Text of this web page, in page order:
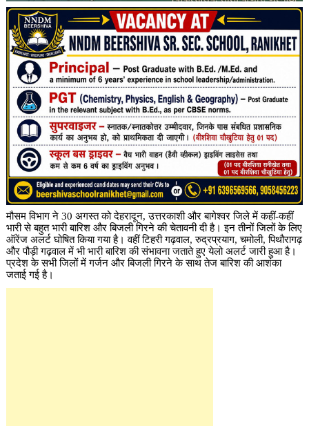
मौसम विभाग ने 30 अगस्त को देहरादून, उत्तरकाशी और बागेश्वर जिले में कहीं-कहीं
भारी से बहुत भारी बारिश और बिजली गिरने की चेतावनी दी है। इन तीनों जिलों के लिए
ऑरेंज अलर्ट घोषित किया गया है। वहीं टिहरी गढ़वाल, रुद्रप्रयाग, चमोली, पिथौरागढ़
और पौड़ी गढ़वाल में भी भारी बारिश की संभावना जताते हुए येलो अलर्ट जारी हुआ है।
प्रदेश के सभी जिलों में गर्जन और बिजली गिरने के साथ तेज बारिश की आशंका
जताई गई है।